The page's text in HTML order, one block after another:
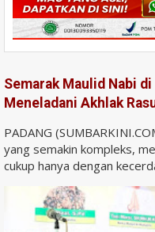
Semarak Maulid Nabi
Meneladani Akhlak
PADANG
yang semakin kompleks,
cukup hanya dengan